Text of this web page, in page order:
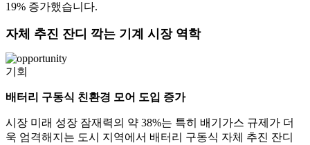
19% 증가했습니다.
자체 추진 잔디 깍는 기계 시장 역학
기회
배터리 구동식 친환경 모어 도입 증가
시장 미래 성장 잠재력의 약 38%는 특히 배기가스 규제가 더
욱 엄격해지는 도시 지역에서 배터리 구동식 자체 추진 잔디